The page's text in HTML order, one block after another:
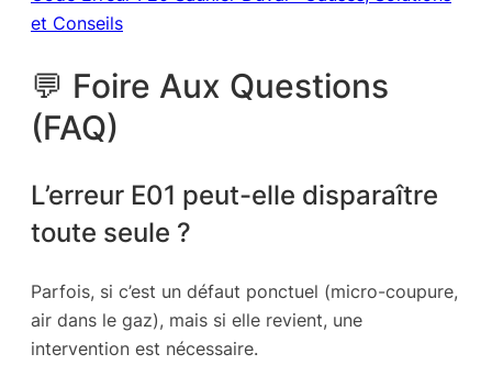
et Conseils
💬 Foire Aux Questions
(FAQ)
L’erreur E01 peut-elle disparaître
toute seule ?
Parfois, si c’est un défaut ponctuel (micro-coupure,
air dans le gaz), mais si elle revient, une
intervention est nécessaire.